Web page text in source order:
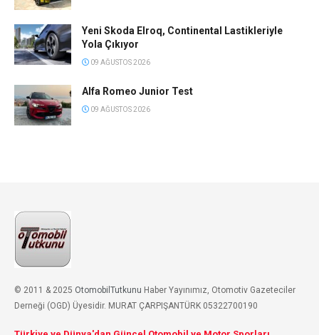
Yeni Skoda Elroq, Continental Lastikleriyle
Yola Çıkıyor
09 AĞUSTOS 2026
Alfa Romeo Junior Test
09 AĞUSTOS 2026
© 2011 & 2025 OtomobilTutkunu Haber Yayınımız, Otomotiv Gazeteciler
Derneği (OGD) Üyesidir. MURAT ÇARPIŞANTÜRK 05322700190